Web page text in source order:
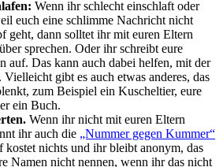
Wenn ihr schlecht einschlaft oder
euch eine schlimme Nachricht nicht
geht, dann solltet ihr mit euren Eltern
sprechen. Oder ihr schreibt eure
auf. Das kann auch dabei helfen, mit der
gibt es auch etwas anderes, das
zum Beispiel ein Kuscheltier, eure
ein Buch.
Wenn ihr nicht mit euren Eltern
ihr auch die „Nummer gegen Kummer“
nichts und ihr bleibt anonym, das
Namen nicht nennen, wenn ihr das nicht